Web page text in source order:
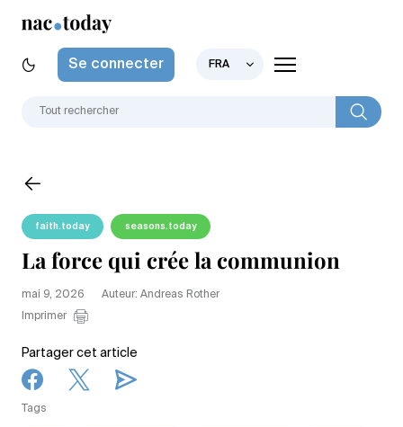
Se connecter FRA
faith.today seasons.today
La force qui crée la communion
mai 9, 2026
Auteur: Andreas Rother
Imprimer
Partager cet article
Tags